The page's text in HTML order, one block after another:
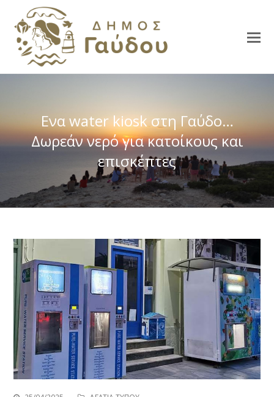
Ενα water kiosk στη Γαύδο…
Δωρεάν νερό για κατοίκους και
επισκέπτες